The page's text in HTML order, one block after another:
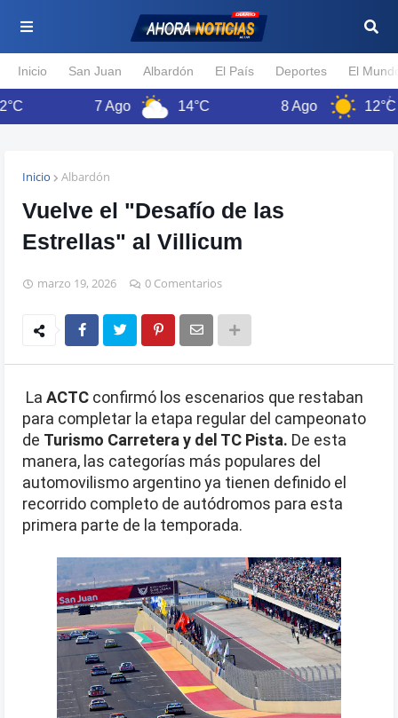
Inicio San Juan Albardón El País Deportes El
7 Ago 14°C 8 Ago 12°C
Inicio Albardón
Vuelve el "Desafío de las
Estrellas" al Villicum
marzo 19, 2026 0 Comentarios
La ACTC confirmó los escenarios que restaban
para completar la etapa regular del campeonato
de Turismo Carretera y del TC Pista. De esta
manera, las categorías más populares del
automovilismo argentino ya tienen definido el
recorrido completo de autódromos para esta
primera parte de la temporada.